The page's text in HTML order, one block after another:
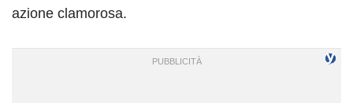
azione clamorosa.